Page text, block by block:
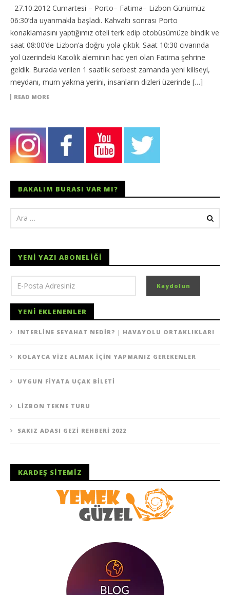
27.10.2012 Cumartesi – Porto– Fatima– Lizbon Günümüz
06:30’da uyanmakla başladı. Kahvaltı sonrası Porto
konaklamasını yaptığımız oteli terk edip otobüsümüze bindik ve
saat 08:00’de Lizbon’a doğru yola çıktık. Saat 10:30 civarında
yol üzerindeki Katolik aleminin hac yeri olan Fatima şehrine
geldik. Burada verilen 1 saatlik serbest zamanda yeni kiliseyi,
meydanı, mum yakma yerini, insanların dizleri üzerinde […]
READ MORE
BAKALIM BURASI VAR MI?
YENI YAZI ABONELIĞI
YENI EKLENENLER
INTERLINE SEYAHAT NEDIR? | HAVAYOLU ORTAKLIKLARI
KOLAYCA VIZE ALMAK İÇIN YAPMANIZ GEREKENLER
UYGUN FIYATA UÇAK BILETI
LIZBON TEKNE TURU
SAKIZ ADASI GEZI REHBERI 2022
KARDEŞ SITEMIZ